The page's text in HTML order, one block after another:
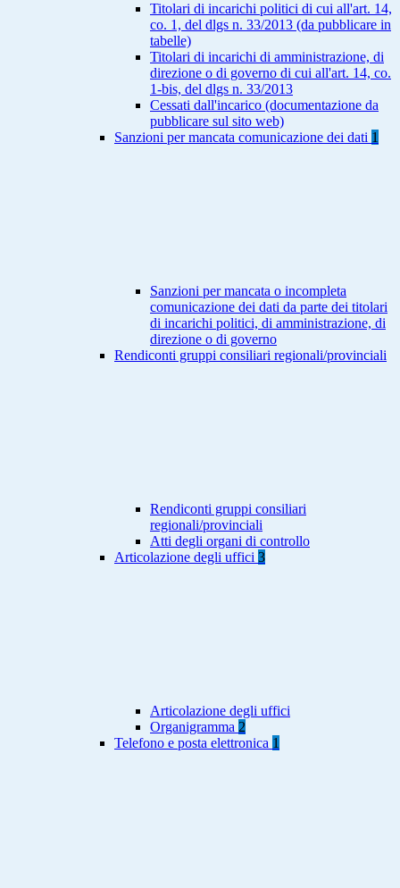
Titolari di incarichi politici di cui all'art. 14,
co. 1, del dlgs n. 33/2013 (da pubblicare in
tabelle)
Titolari di incarichi di amministrazione, di
direzione o di governo di cui all'art. 14, co.
1-bis, del dlgs n. 33/2013
Cessati dall'incarico (documentazione da
pubblicare sul sito web)
Sanzioni per mancata comunicazione dei dati 1
Sanzioni per mancata o incompleta
comunicazione dei dati da parte dei titolari
di incarichi politici, di amministrazione, di
direzione o di governo
Rendiconti gruppi consiliari regionali/provinciali
Rendiconti gruppi consiliari
regionali/provinciali
Atti degli organi di controllo
Articolazione degli uffici 3
Articolazione degli uffici
Organigramma 2
Telefono e posta elettronica 1